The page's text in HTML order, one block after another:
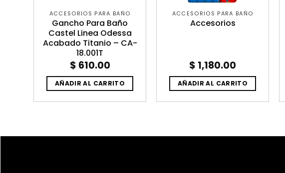
ACCESORIOS PARA BAÑO
Gancho Para Baño
Castel Linea Odessa
Acabado Titanio – CA-
18.001T
$ 610.00
AÑADIR AL CARRITO
ACCESORIOS PARA BAÑO
Accesorios
$ 1,180.00
AÑADIR AL CARRITO